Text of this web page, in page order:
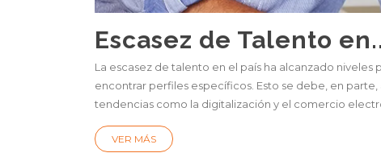
Escasez de Talento
La escasez de talento en el país ha alcanzado
encontrar perfiles específicos. Esto se debe, en
tendencias como la digitalización y el comercio
VER MÁS